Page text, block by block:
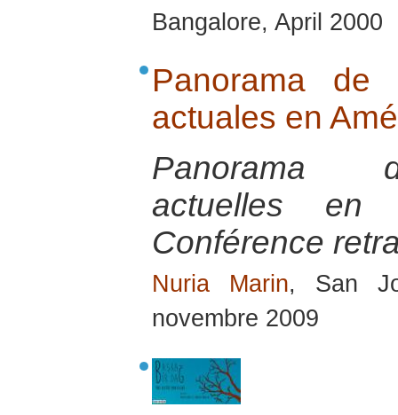
Bangalore, April 2000
Panorama de
actuales en
Panorama
actuelles en
Conférence
Nuria Marin, San
novembre 2009